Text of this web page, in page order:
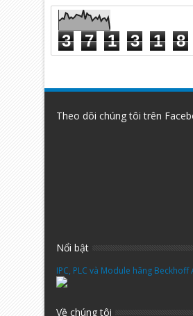
3 7 1 3 1 8
Theo dõi chúng tôi trên
Nổi bật
IPC, PLC và Module hãng
Về chúng tôi